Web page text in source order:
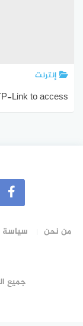
إنترنت
Link to access
من نحن سياسة
جميع